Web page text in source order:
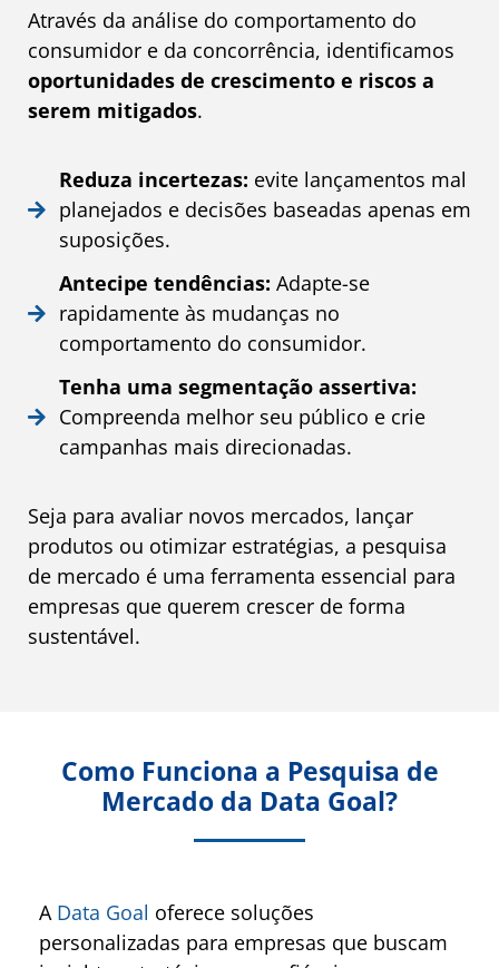
Através da análise do comportamento do
consumidor e da concorrência, identificamos
oportunidades de crescimento e riscos a
serem mitigados.
Reduza incertezas: evite lançamentos mal
planejados e decisões baseadas apenas em
suposições.
Antecipe tendências: Adapte-se
rapidamente às mudanças no
comportamento do consumidor.
Tenha uma segmentação assertiva:
Compreenda melhor seu público e crie
campanhas mais direcionadas.
Seja para avaliar novos mercados, lançar
produtos ou otimizar estratégias, a pesquisa
de mercado é uma ferramenta essencial para
empresas que querem crescer de forma
sustentável.
Como Funciona a Pesquisa de
Mercado da Data Goal?
A Data Goal oferece soluções
personalizadas para empresas que buscam